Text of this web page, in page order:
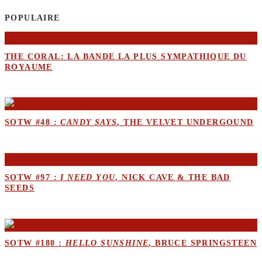
POPULAIRE
THE CORAL: LA BANDE LA PLUS SYMPATHIQUE DU
ROYAUME
SOTW #48 :CANDY SAYS, THE VELVET UNDERGOUND
SOTW #97 :I NEED YOU, NICK CAVE & THE BAD
SEEDS
SOTW #180 : HELLO SUNSHINE, BRUCE SPRINGSTEEN